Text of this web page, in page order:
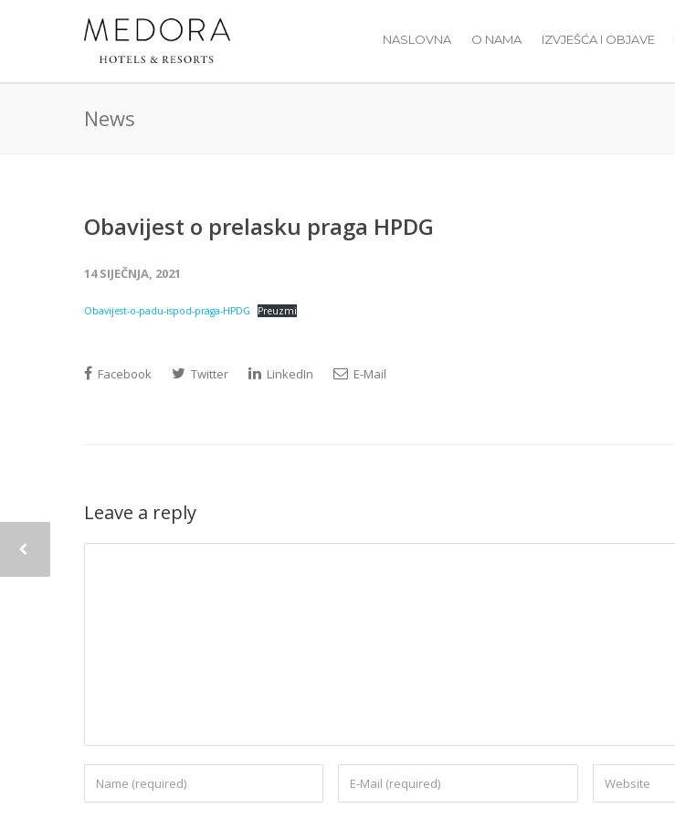
NASLOVNA O NAMA IZVJEŠĆA I OBJAVE
News
Obavijest o prelasku praga HPDG
14 SIJEČNJA, 2021
Obavijest-o-padu-ispod-praga-HPDG Preuzmi
Facebook Twitter LinkedIn E-Mail
Leave a reply